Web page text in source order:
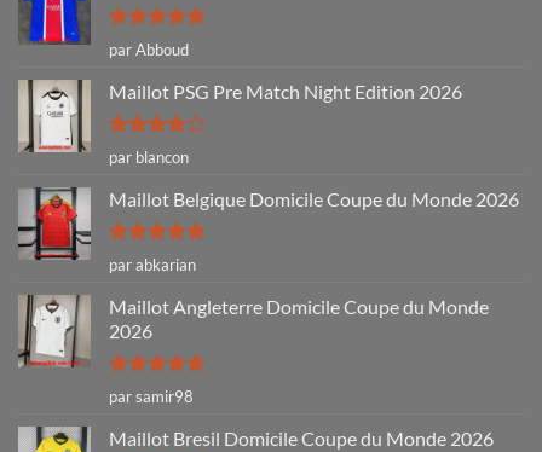
Note5sur
5
par Abboud
Maillot PSG Pre Match Night Edition 2026
Note4
sur 5
par blancon
Maillot Belgique Domicile Coupe du Monde 2026
Note5sur
5
par abkarian
Maillot Angleterre Domicile Coupe du Monde
2026
Note5sur
5
par samir98
Maillot Bresil Domicile Coupe du Monde 2026